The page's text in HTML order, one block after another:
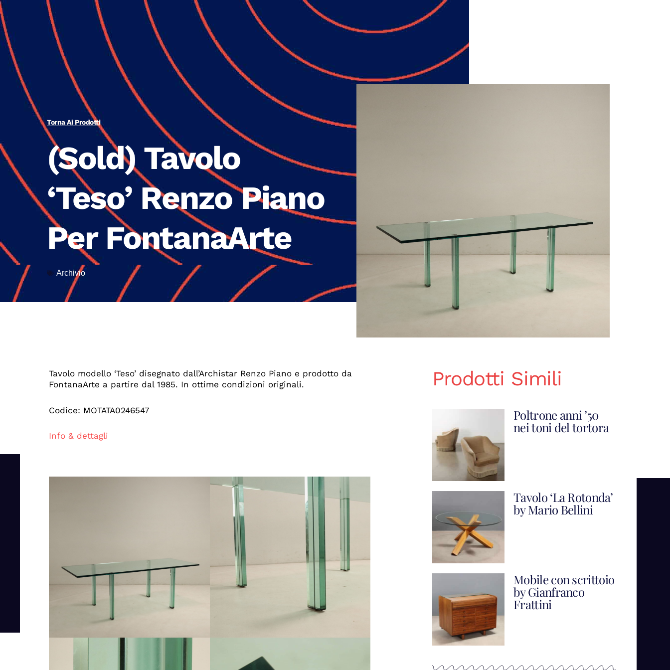
Torna Ai Prodotti
(Sold) Tavolo
‘Teso’ Renzo Piano
Per FontanaArte
Archivio
Tavolo modello ‘Teso’ disegnato dall’Archistar Renzo Piano e prodotto da
FontanaArte a partire dal 1985. In ottime condizioni originali.
Codice: MOTATA0246547
Info & dettagli
Prodotti Simili
Poltrone anni ’50
nei toni del tortora
Tavolo ‘La Rotonda’
by Mario Bellini
Mobile con scrittoio
by Gianfranco
Frattini